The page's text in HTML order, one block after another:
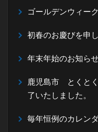
ゴールデンウィー
初春のお慶びを申
年末年始のお知ら
鹿児島市 とくと
了いたしました。
毎年恒例のカレン